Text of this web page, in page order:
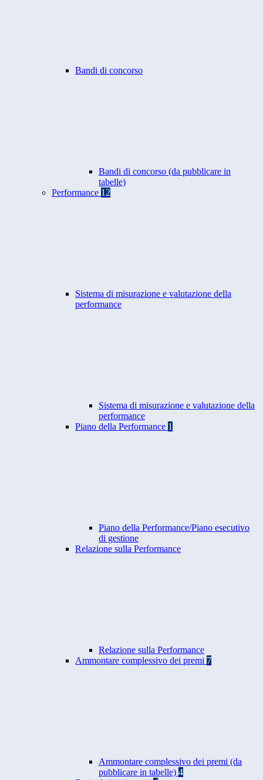
Bandi di concorso
Bandi di concorso (da pubblicare in
tabelle)
Performance 12
Sistema di misurazione e valutazione della
performance
Sistema di misurazione e valutazione della
performance
Piano della Performance 1
Piano della Performance/Piano esecutivo
di gestione
Relazione sulla Performance
Relazione sulla Performance
Ammontare complessivo dei premi 7
Ammontare complessivo dei premi (da
pubblicare in tabelle) 4